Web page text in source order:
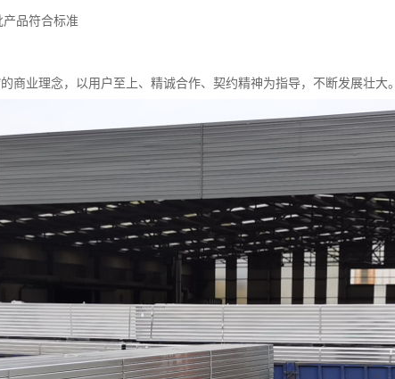
品符合标准
商业理念，以用户至上、精诚合作、契约精神为指导，不断发展壮大。